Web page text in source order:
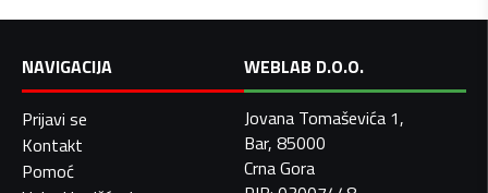
NAVIGACIJA
Prijavi se
Kontakt
Pomoć
WEBLAB D.O.O.
Jovana Tomaševića 1,
Bar, 85000
Crna Gora